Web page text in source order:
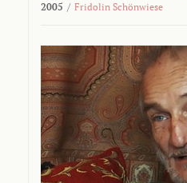
2005 / Fridolin Schönwiese